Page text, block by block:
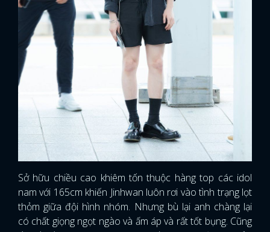
Sở hữu chiều cao khiêm tốn thuộc hàng top các idol
nam với 165cm khiến Jinhwan luôn rơi vào tình trạng lọt
thỏm giữa đội hình nhóm. Nhưng bù lại anh chàng lại
có chất giọng ngọt ngào và ấm áp và rất tốt bụng. Cũng